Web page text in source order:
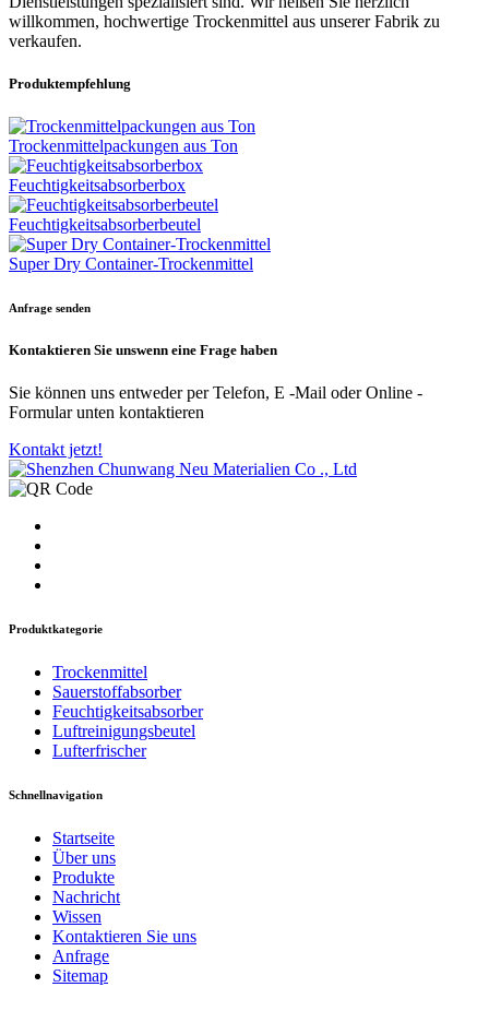
willkommen, hochwertige Trockenmittel aus unserer Fabrik zu
verkaufen.
Produktempfehlung
Trockenmittelpackungen aus Ton
Feuchtigkeitsabsorberbox
Feuchtigkeitsabsorberbeutel
Super Dry Container-Trockenmittel
Anfrage senden
Kontaktieren Sie unswenn eine Frage haben
Sie können uns entweder per Telefon, E -Mail oder Online -
Formular unten kontaktieren
Kontakt jetzt!
Produktkategorie
Trockenmittel
Sauerstoffabsorber
Feuchtigkeitsabsorber
Luftreinigungsbeutel
Lufterfrischer
Schnellnavigation
Startseite
Über uns
Produkte
Nachricht
Wissen
Kontaktieren Sie uns
Anfrage
Sitemap